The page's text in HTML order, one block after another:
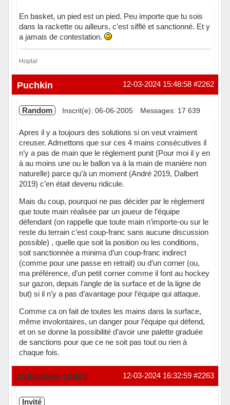
En basket, un pied est un pied. Peu importe que tu sois
dans la rackette ou ailleurs, c’est sifflé et sanctionné. Et y
a jamais de contestation.
Hopla!
Hors ligne #2262
12-03-2024 15:48:58
Puchkin
Random Inscrit(e): 06-06-2005 Messages: 17 639
Apres il y a toujours des solutions si on veut vraiment
creuser. Admettons que sur ces 4 mains consécutives il
n’y a pas de main que le règlement punit (Pour moi il y en
à au moins une ou le ballon va à la main de manière non
naturelle) parce qu’à un moment (André 2019, Dalbert
2019) c’en était devenu ridicule.
Mais du coup, pourquoi ne pas décider par le règlement
que toute main réalisée par un joueur de l’équipe
défendant (on rappelle que toute main n’importe-ou sur le
reste du terrain c’est coup-franc sans aucune discussion
possible) , quelle que soit la position ou les conditions,
soit sanctionnée a minima d’un coup-franc indirect
(comme pour une passe en retrait) ou d’un corner (ou,
ma préférence, d’un petit corner comme il font au hockey
sur gazon, depuis l’angle de la surface et de la ligne de
but) si il n’y a pas d’avantage pour l’équipe qui attaque.
Comme ca on fait de toutes les mains dans la surface,
même involontaires, un danger pour l’équipe qui défend,
et on se donne la possibilité d’avoir une palette graduée
de sanctions pour que ce ne soit pas tout ou rien à
chaque fois.
Hors ligne #2263
12-03-2024 16:32:59
Utilisateur12081
Invité